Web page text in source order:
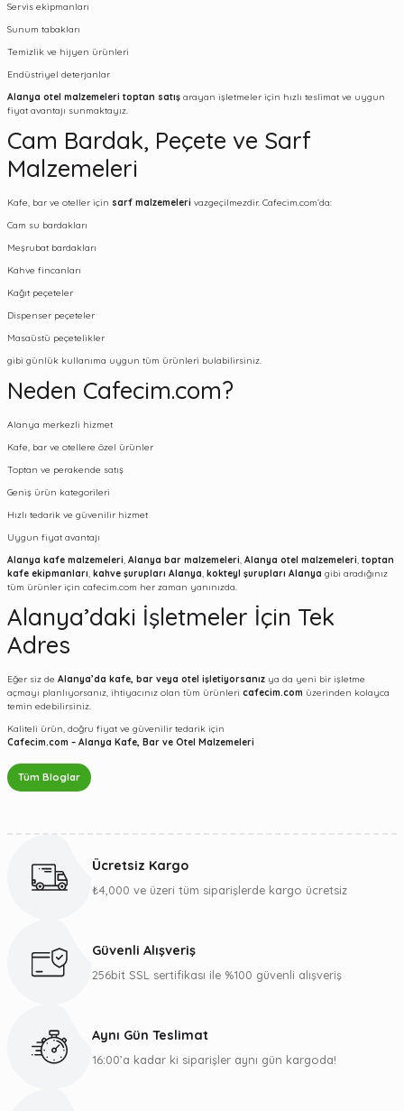
Servis ekipmanları
Sunum tabakları
Temizlik ve hijyen ürünleri
Endüstriyel deterjanlar
Alanya otel malzemeleri toptan satış arayan işletmeler için hızlı teslimat ve uygun
fiyat avantajı sunmaktayız.
Cam Bardak, Peçete ve Sarf
Malzemeleri
Kafe, bar ve oteller için sarf malzemeleri vazgeçilmezdir. Cafecim.com’da:
Cam su bardakları
Meşrubat bardakları
Kahve fincanları
Kağıt peçeteler
Dispenser peçeteler
Masaüstü peçetelikler
gibi günlük kullanıma uygun tüm ürünleri bulabilirsiniz.
Neden Cafecim.com?
Alanya merkezli hizmet
Kafe, bar ve otellere özel ürünler
Toptan ve perakende satış
Geniş ürün kategorileri
Hızlı tedarik ve güvenilir hizmet
Uygun fiyat avantajı
Alanya kafe malzemeleri, Alanya bar malzemeleri, Alanya otel malzemeleri, toptan
kafe ekipmanları, kahve şurupları Alanya, kokteyl şurupları Alanya gibi aradığınız
tüm ürünler için cafecim.com her zaman yanınızda.
Alanya’daki İşletmeler İçin Tek
Adres
Eğer siz de Alanya’da kafe, bar veya otel işletiyorsanız ya da yeni bir işletme
açmayı planlıyorsanız, ihtiyacınız olan tüm ürünleri cafecim.com üzerinden kolayca
temin edebilirsiniz.
Kaliteli ürün, doğru fiyat ve güvenilir tedarik için
Cafecim.com – Alanya Kafe, Bar ve Otel Malzemeleri
Tüm Bloglar
Ücretsiz Kargo
₺4,000 ve üzeri tüm siparişlerde kargo ücretsiz
Güvenli Alışveriş
256bit SSL sertifikası ile %100 güvenli alışveriş
Aynı Gün Teslimat
16:00’a kadar ki siparişler aynı gün kargoda!